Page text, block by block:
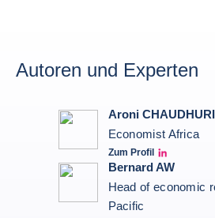
Autoren und Experten
Aroni CHAUDHURI
Economist Africa
Zum Profil
Aroni Linkedin
Bernard AW
Head of economic
Pacific